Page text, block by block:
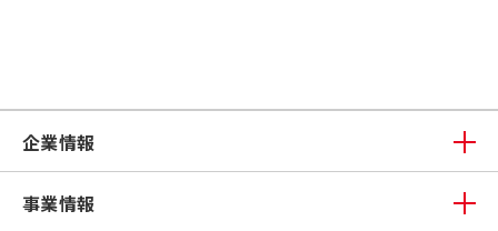
企業情報
事業情報